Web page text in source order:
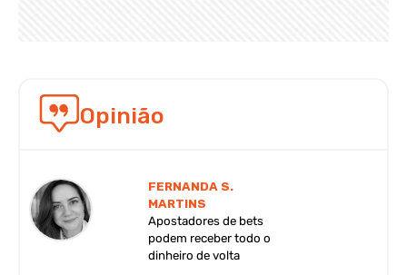
Opinião
FERNANDA S.
MARTINS
Apostadores de bets
podem receber todo o
dinheiro de volta